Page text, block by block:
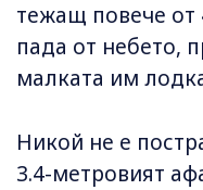
тежащ повече от
пада от небето,
малката им
Никой не е
3.4-метровият